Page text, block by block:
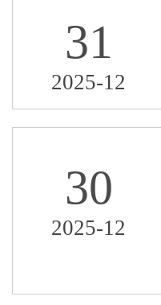
31
2025-12
30
2025-12